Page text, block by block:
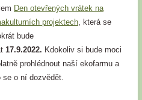
Den otevřených vrátek na
projektech, která se
bude
17.9.2022. Kdokoliv si bude moci
prohlédnout naší ekofarmu a
se o ní dozvědět.